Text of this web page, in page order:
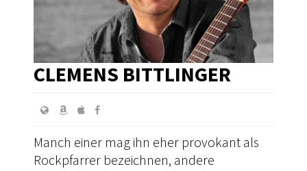
CLEMENS BITTLINGER
Manch einer mag ihn eher provokant als
Rockpfarrer bezeichnen, andere